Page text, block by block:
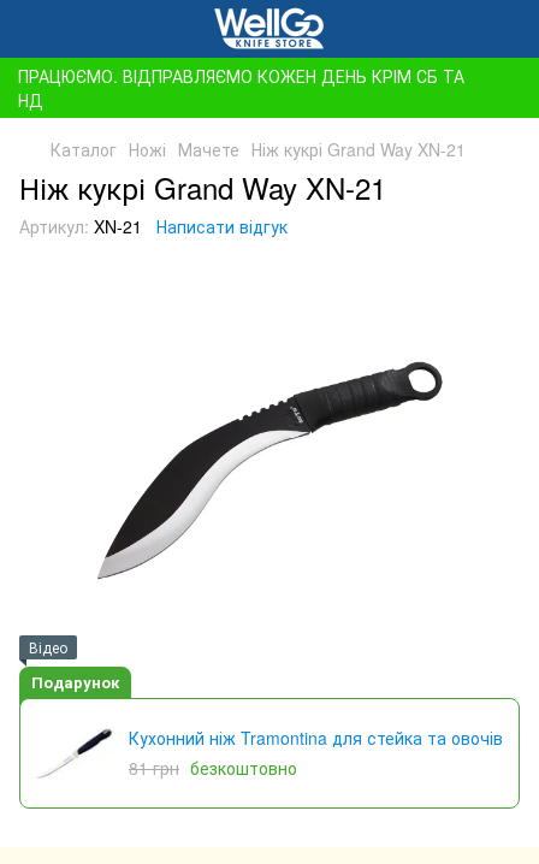
ПРАЦЮЄМО. ВІДПРАВЛЯЄМО КОЖЕН ДЕНЬ КРІМ СБ ТА
НД
Каталог Ножі Мачете Ніж кукрі Grand Way XN-21
Ніж кукрі Grand Way XN-21
Артикул: XN-21 Написати відгук
Відео
Подарунок
Кухонний ніж Tramontina для стейка та овочів
81 грн безкоштовно